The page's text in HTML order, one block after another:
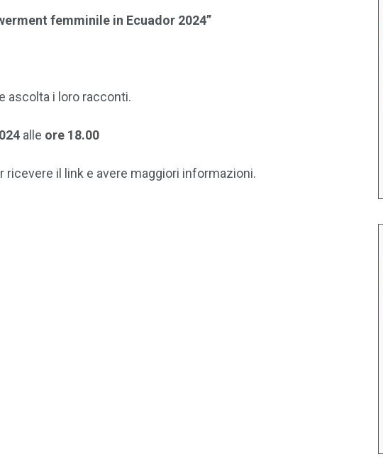
femminile in Ecuador 2024”
ascolta i loro racconti.
alle ore 18.00
ricevere il link e avere maggiori informazioni.